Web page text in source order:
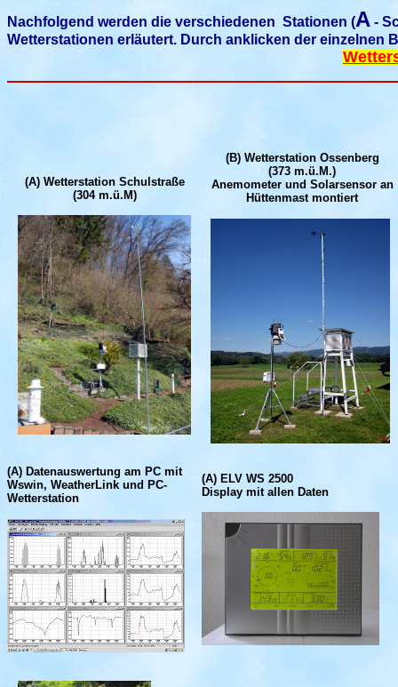
Nachfolgend werden die verschiedenen Stationen (A -
Wetterstationen erläutert. Durch anklicken der einzelnen
(A) Wetterstation Schulstraße
(304 m.ü.M)
(B) Wetterstation Ossenberg
(373 m.ü.M.)
Anemometer und Solarsensor an
Hüttenmast montiert
(A) Datenauswertung am PC mit
Wswin, WeatherLink und PC-
Wetterstation
(A) ELV WS 2500
Display mit allen Daten